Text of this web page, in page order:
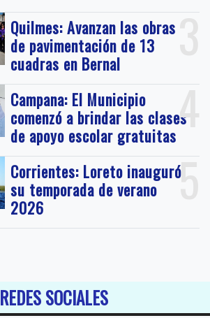
3
Quilmes: Avanzan las obras
de pavimentación de 13
cuadras en Bernal
4
Campana: El Municipio
comenzó a brindar las clases
de apoyo escolar gratuitas
5
Corrientes: Loreto inauguró
su temporada de verano
2026
REDES SOCIALES